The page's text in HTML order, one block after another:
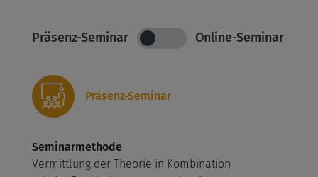
Präsenz-Seminar Online-Seminar
Präsenz-Seminar
Seminarmethode
Vermittlung der Theorie in Kombination